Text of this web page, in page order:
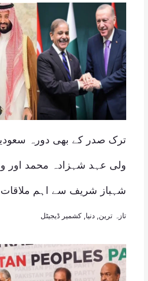
ترک صدر کے بھی دورہ
ولی عہد شہزادہ محمد اور
شہباز شریف سے اہم
تازہ ترین دنیا کشمیر ڈیجیٹل